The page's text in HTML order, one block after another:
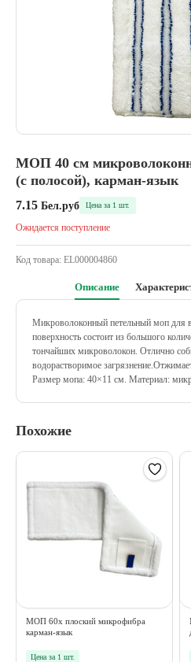
МОП 40 см
(с полосой), карман-язык
7.15 Бел.руб Цена за 1 шт.
Ожидается поступление
Код товара: EL000004860
Описание
Микроволоконный петельный моп
поверхность состоит из большого
тончайших микроволокон. Отлично
водорастворимое
Размер мопа: 40×11 см. Материал:
Похожие
МОП 60х плоский микрофибра
карман-язык
Цена за 1 шт.